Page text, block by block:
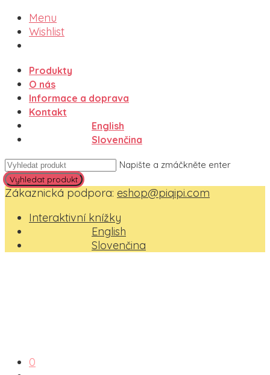
Menu
Wishlist
Produkty
O nás
Informace a doprava
Kontakt
English
Slovenčina
Napište a zmáčkněte enter
Zákaznická podpora: eshop@piqipi.com
Interaktivní knížky
English
Slovenčina
0